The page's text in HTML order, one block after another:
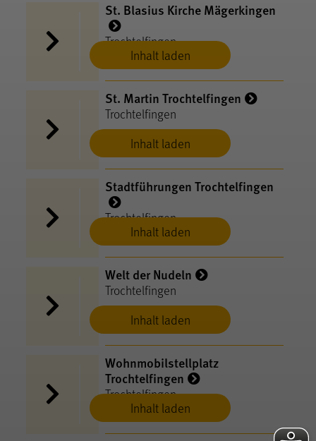
Inhalt laden
St. Blasius Kirche Mägerkingen
Trochtelfingen
Inhalt laden
St. Martin Trochtelfingen
Trochtelfingen
Inhalt laden
Stadtführungen Trochtelfingen
Trochtelfingen
Inhalt laden
Welt der Nudeln
Trochtelfingen
Inhalt laden
Wohnmobilstellplatz
Trochtelfingen
Trochtelfingen